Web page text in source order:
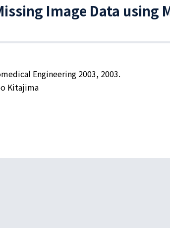
Image Data using
Engineering 2003, 2003.
Kitajima